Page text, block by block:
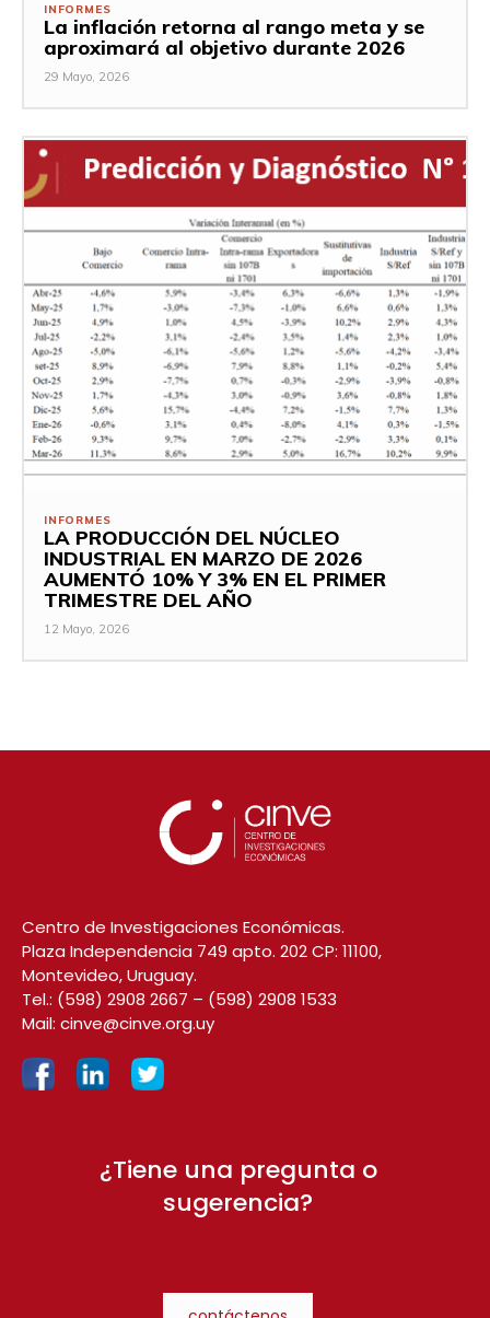
INFORMES
La inflación retorna al rango meta y se
aproximará al objetivo durante 2026
29 Mayo, 2026
INFORMES
LA PRODUCCIÓN DEL NÚCLEO
INDUSTRIAL EN MARZO DE 2026
AUMENTÓ 10% Y 3% EN EL PRIMER
TRIMESTRE DEL AÑO
12 Mayo, 2026
Centro de Investigaciones Económicas.
Plaza Independencia 749 apto. 202 CP: 11100,
Montevideo, Uruguay.
Tel.: (598) 2908 2667 – (598) 2908 1533
Mail: cinve@cinve.org.uy
¿Tiene una pregunta o
sugerencia?